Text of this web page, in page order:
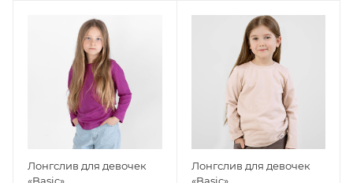
Лонгслив для девочек
Лонгслив для девочек